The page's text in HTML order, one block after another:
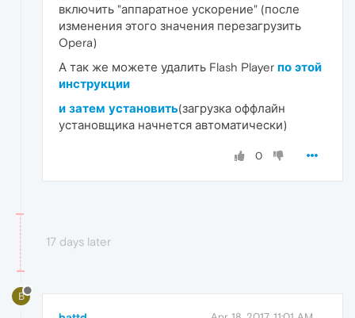
включить "аппаратное ускорение" (после
изменения этого значения перезагрузить
Opera)
А так же можете удалить Flash Player по этой
инструкции
и затем установить(загрузка оффлайн
установщика начнется автоматически)
0
17 days later
B